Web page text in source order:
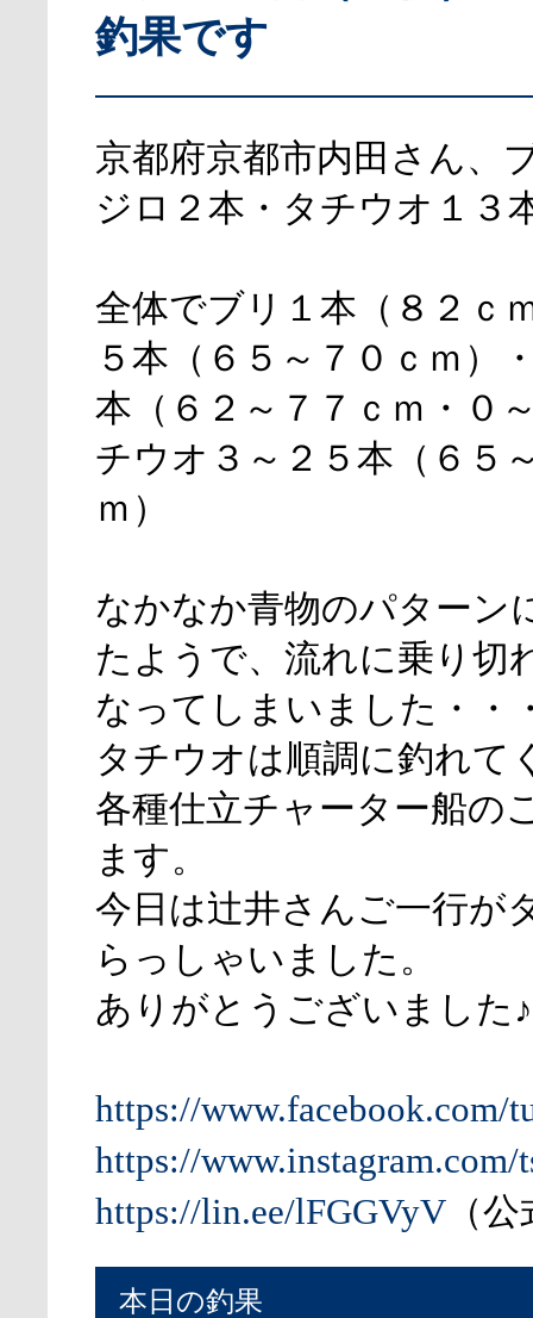
釣果です
京都府京都市内田さん、
ジロ２本・タチウオ１３
全体でブリ１本（８２ｃ
５本（６５～７０ｃｍ）
本（６２～７７ｃｍ・０
チウオ３～２５本（６５
ｍ）
なかなか青物のパターン
たようで、流れに乗り切
なってしまいました・・
タチウオは順調に釣れて
各種仕立チャーター船の
ます。
今日は辻井さんご一行が
らっしゃいました。
ありがとうございました♪
https://www.facebook.com/
https://www.instagram.com/
https://lin.ee/lFGGVyV （
本日の釣果